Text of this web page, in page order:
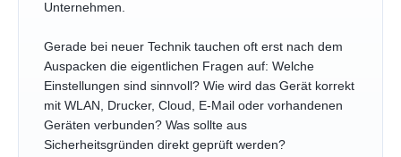
Unternehmen.
Gerade bei neuer Technik tauchen oft erst nach dem
Auspacken die eigentlichen Fragen auf: Welche
Einstellungen sind sinnvoll? Wie wird das Gerät korrekt
mit WLAN, Drucker, Cloud, E-Mail oder vorhandenen
Geräten verbunden? Was sollte aus
Sicherheitsgründen direkt geprüft werden?